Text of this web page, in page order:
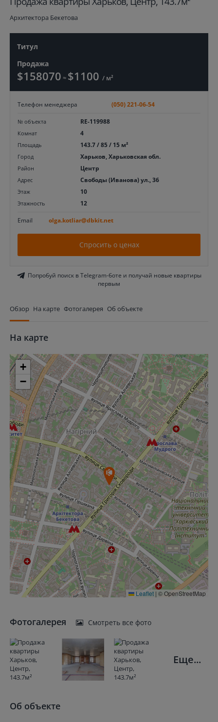
Архитектора Бекетова
Титул
Продажа
$158070 ≈ $1100 / м²
Телефон менеджера (050) 221-06-54
№ объекта RE-119988
Комнат 4
Площадь 143.7 / 85 / 15 м²
Город Харьков, Харьковская обл.
Район Центр
Адрес Свободы (Иванова) ул., 36
Этаж 10
Этажность 12
Email olga.kotliar@dbkit.net
Спросить о ценах
Попробуй поиск в Telegram-боте и получай новые квартиры
первым
Обзор На карте Фотогалерея Об объекте
На карте
+
−
Leaflet | © OpenStreetMap
Фотогалерея Смотреть все фото
Еще...
Об объекте